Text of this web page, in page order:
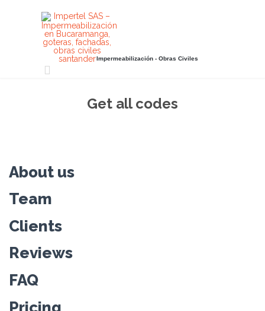
Impermeabilización - Obras Civiles

Get all codes
About us
Team
Clients
Reviews
FAQ
Pricing